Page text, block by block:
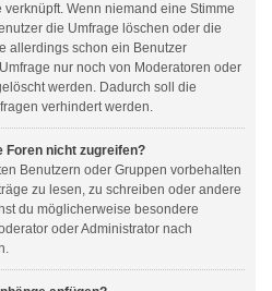
Wenn niemand eine Stimme
die Umfrage löschen oder die
allerdings schon ein Benutzer
nur noch von Moderatoren oder
werden. Dadurch soll die
verhindert werden.
Foren nicht zugreifen?
Benutzern oder Gruppen vorbehalten
zu lesen, zu schreiben oder andere
du möglicherweise besondere
oder Administrator nach